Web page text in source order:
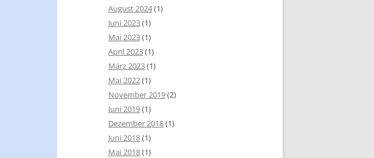
August 2024(1)
Juni 2023(1)
Mai 2023(1)
April 2023(1)
März 2023(1)
Mai 2022(1)
November 2019(2)
Juni 2019(1)
Dezember 2018(1)
Juni 2018(1)
Mai 2018(1)